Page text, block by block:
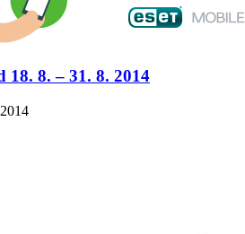
18. 8. – 31. 8. 2014